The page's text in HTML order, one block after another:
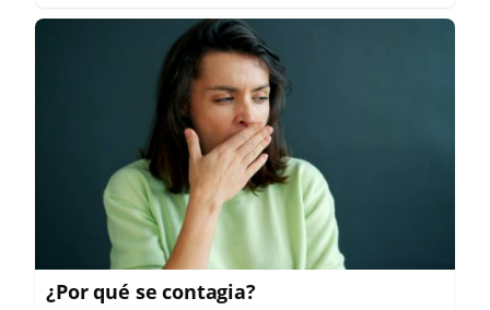
¿Por qué se contagia?